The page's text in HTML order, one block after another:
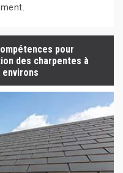
pour
des charpentes à
environs